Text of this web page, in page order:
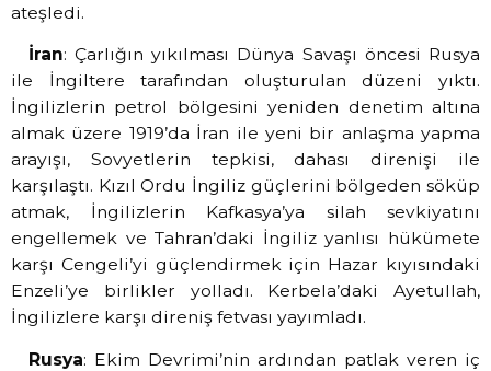
ateşledi.
İran: Çarlığın yıkılması Dünya Savaşı öncesi Rusya
ile İngiltere tarafından oluşturulan düzeni yıktı.
İngilizlerin petrol bölgesini yeniden denetim altına
almak üzere 1919’da İran ile yeni bir anlaşma yapma
arayışı, Sovyetlerin tepkisi, dahası direnişi ile
karşılaştı. Kızıl Ordu İngiliz güçlerini bölgeden söküp
atmak, İngilizlerin Kafkasya’ya silah sevkiyatını
engellemek ve Tahran’daki İngiliz yanlısı hükümete
karşı Cengeli’yi güçlendirmek için Hazar kıyısındaki
Enzeli’ye birlikler yolladı. Kerbela’daki Ayetullah,
İngilizlere karşı direniş fetvası yayımladı.
Rusya: Ekim Devrimi’nin ardından patlak veren iç